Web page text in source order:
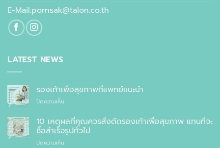
E-Mail:pornsak@talon.co.th
LATEST NEWS
รองเท้าเพื่อสุขภาพที่แพทย์แนะนำ
ปิดความเห็นบน
เพื่อ
สุขภาพ
ที่
แพทย์
10 เหตุผลที่คุณควรสั่งตัดรองเท้าเพื่อสุขภาพ แทนที่จะ
ซื้อสำเร็จรูปทั่วไป
ปิดความเห็นบน